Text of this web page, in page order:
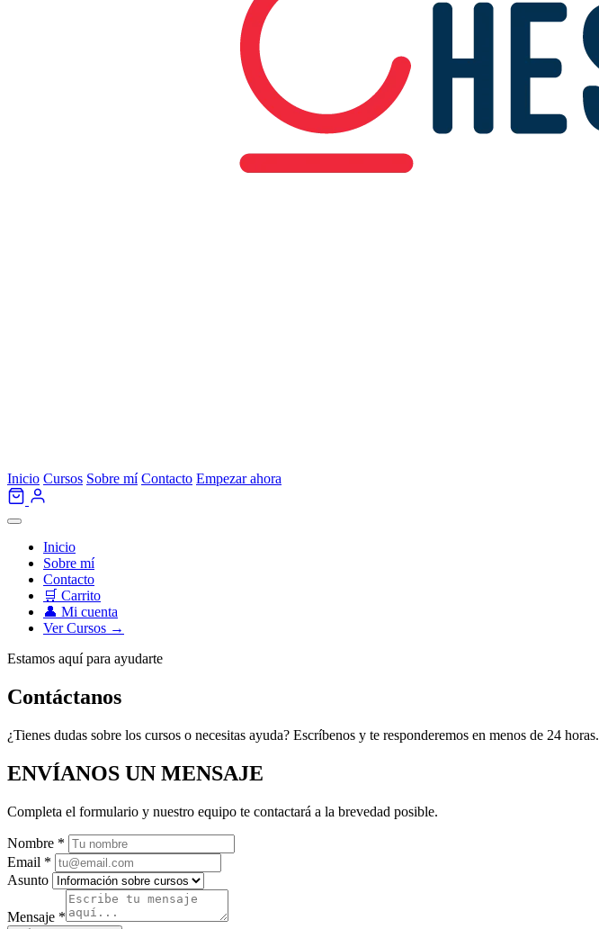
Inicio Cursos Sobre mí Contacto Empezar ahora
Inicio
Sobre mí
Contacto
🛒 Carrito
👤 Mi cuenta
Ver Cursos →
Estamos aquí para ayudarte
Contáctanos
¿Tienes dudas sobre los cursos o necesitas ayuda? Escríbenos y te responderemos en menos de 24 horas.
ENVÍANOS UN MENSAJE
Completa el formulario y nuestro equipo te contactará a la brevedad posible.
Nombre *
Email *
Asunto
Mensaje *